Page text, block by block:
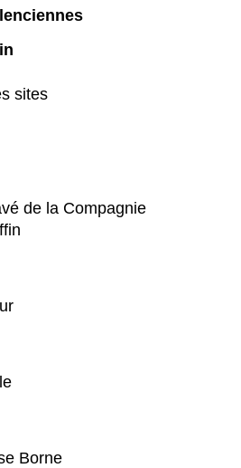
sites
de la Compagnie
Borne